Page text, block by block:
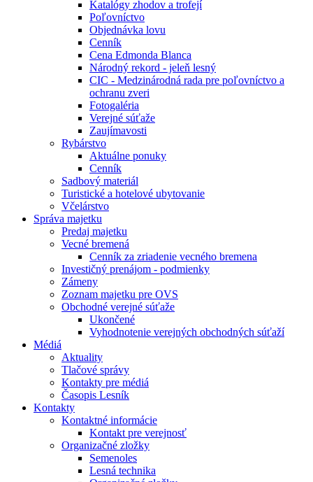
Katalógy zhodov a trofejí
Poľovníctvo
Objednávka lovu
Cenník
Cena Edmonda Blanca
Národný rekord - jeleň lesný
CIC - Medzinárodná rada pre poľovníctvo a
ochranu zveri
Fotogaléria
Verejné súťaže
Zaujímavosti
Rybárstvo
Aktuálne ponuky
Cenník
Sadbový materiál
Turistické a hotelové ubytovanie
Včelárstvo
Správa majetku
Predaj majetku
Vecné bremená
Cenník za zriadenie vecného bremena
Investičný prenájom - podmienky
Zámeny
Zoznam majetku pre OVS
Obchodné verejné súťaže
Ukončené
Vyhodnotenie verejných obchodných súťaží
Médiá
Aktuality
Tlačové správy
Kontakty pre médiá
Časopis Lesník
Kontakty
Kontaktné informácie
Kontakt pre verejnosť
Organizačné zložky
Semenoles
Lesná technika